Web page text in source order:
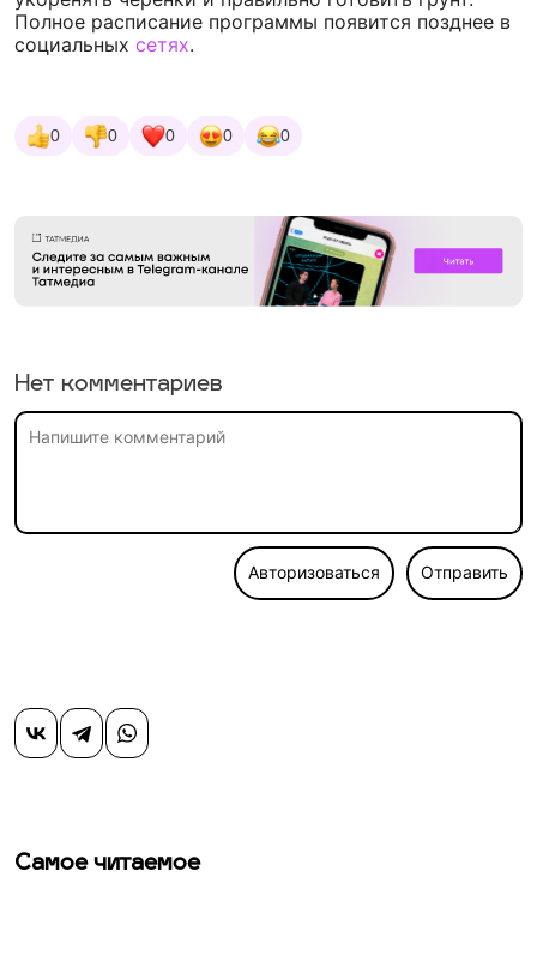
Полное расписание программы появится позднее в
социальных сетях.
0 0 0 0 0
Нет комментариев
Авторизоваться Отправить
Самое читаемое